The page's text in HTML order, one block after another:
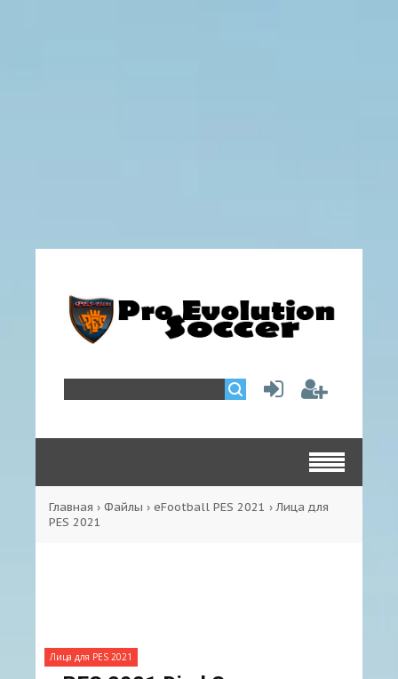
Главная › Файлы › eFootball PES 2021 ›Лица для
PES 2021
Лица для PES 2021